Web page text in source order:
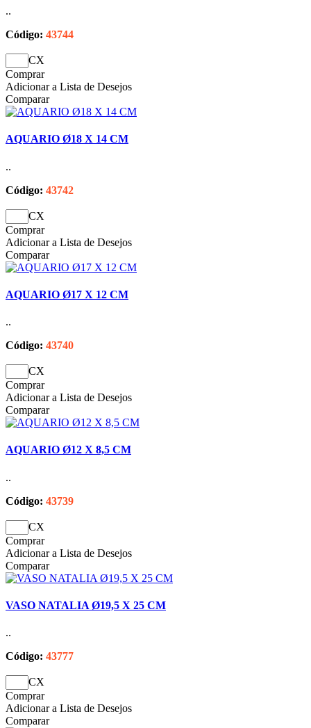
..
Código: 43744
CX
Comprar
Adicionar a Lista de Desejos
Comparar
AQUARIO Ø18 X 14 CM
..
Código: 43742
CX
Comprar
Adicionar a Lista de Desejos
Comparar
AQUARIO Ø17 X 12 CM
..
Código: 43740
CX
Comprar
Adicionar a Lista de Desejos
Comparar
AQUARIO Ø12 X 8,5 CM
..
Código: 43739
CX
Comprar
Adicionar a Lista de Desejos
Comparar
VASO NATALIA Ø19,5 X 25 CM
..
Código: 43777
CX
Comprar
Adicionar a Lista de Desejos
Comparar